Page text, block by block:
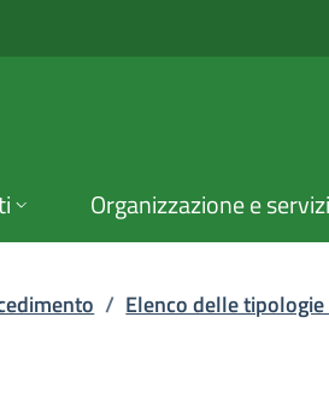
Organizzazione e servizi
/ Elenco delle